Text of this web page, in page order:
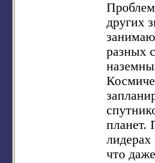
других
разных
планет.
лидерах
что